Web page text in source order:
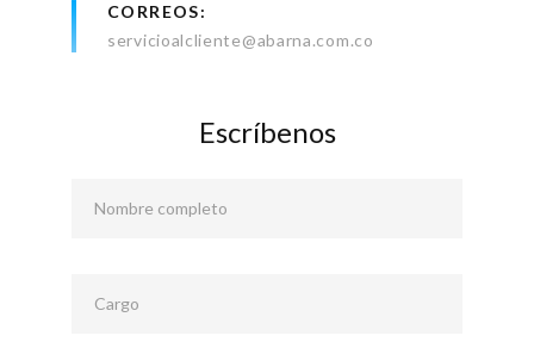
CORREOS
servicioalcliente@abarna.com.co
Escríbenos
Nombre completo
Cargo